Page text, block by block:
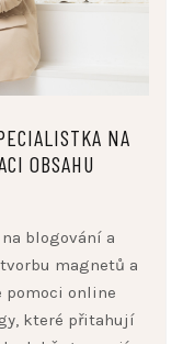
NA
OBSAHU
blogování a
magnetů a
pomoci online
které přitahují